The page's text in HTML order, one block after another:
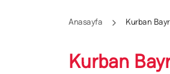
Anasayfa Kurban
Kurban